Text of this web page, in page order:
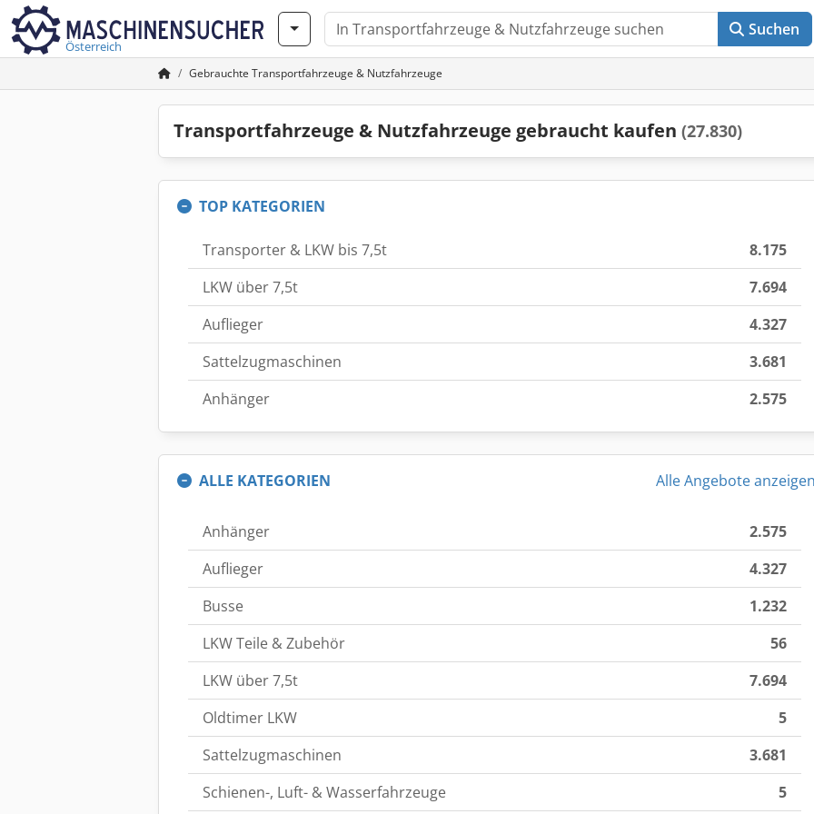
Österreich
Suchen
Gebrauchte Transportfahrzeuge & Nutzfahrzeuge
Transportfahrzeuge & Nutzfahrzeuge gebraucht kaufen (27.830)
TOP KATEGORIEN
Transporter & LKW bis 7,5t
8.175
LKW über 7,5t
7.694
Auflieger
4.327
Sattelzugmaschinen
3.681
Anhänger
2.575
ALLE KATEGORIEN Alle Angebote
Anhänger
2.575
Auflieger
4.327
Busse
1.232
LKW Teile & Zubehör
56
LKW über 7,5t
7.694
Oldtimer LKW
5
Sattelzugmaschinen
3.681
Schienen-, Luft- & Wasserfahrzeuge
5